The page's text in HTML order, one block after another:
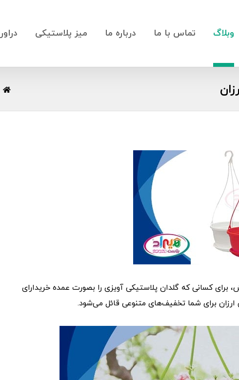
وبلاگ تماس با ما درباره ما میز پلاستیکی
برای کسانی که گلدان پلاستیکی آویزی را بصورت عمده خریدارای
برای شما تخفیف‌های متنوعی قائل می‌شود.